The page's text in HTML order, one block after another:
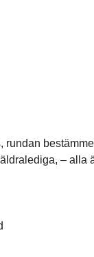
rundan
– alla